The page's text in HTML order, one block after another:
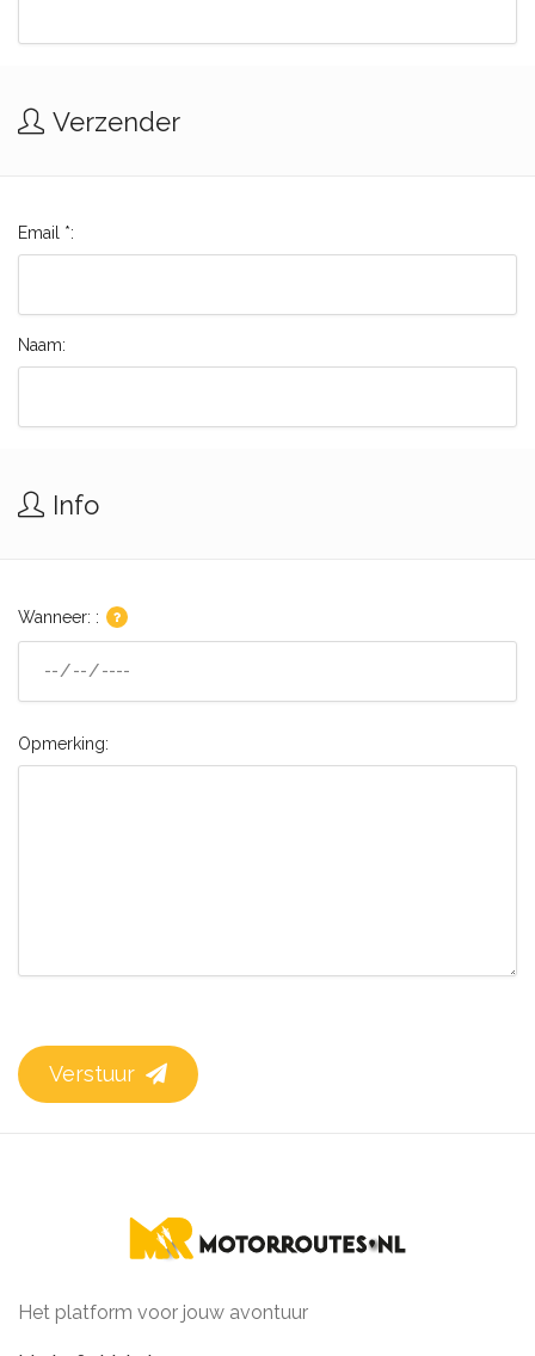
Verzender
Email *:
Naam:
Info
Wanneer: :
Opmerking:
Verstuur
Het platform voor jouw avontuur